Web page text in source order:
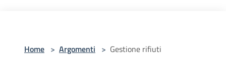
Home > Argomenti > Gestione rifiuti